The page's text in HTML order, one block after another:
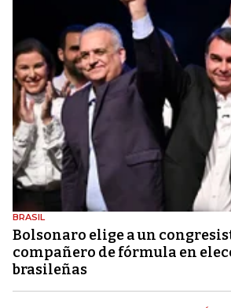
BRASIL
Bolsonaro elige a un
compañero de fórmula en
brasileñas